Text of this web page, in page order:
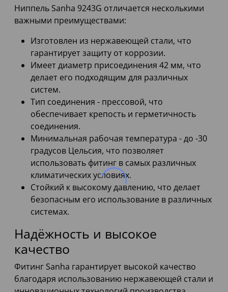
Ниппель Sanha 9243G отличается несколькими
важными преимуществами:
Изготовлен из нержавеющей стали, что
гарантирует защиту от коррозии.
Имеет диаметр присоединения 42 мм, что
делает его подходящим для различных
систем.
Тип соединения - прессовой, что
обеспечивает крепость и герметичность
соединения.
Минимальная рабочая температура - до -30
градусов Цельсия, что позволяет
использовать фитинг в самых различных
климатических условиях.
Стойкий к высокому давлению, что делает
безопасным его использование в различных
системах.
Надёжность и высокое
качество
Фитинг Sanha гарантирует высокой качество
благодаря использованию нержавеющей стали и